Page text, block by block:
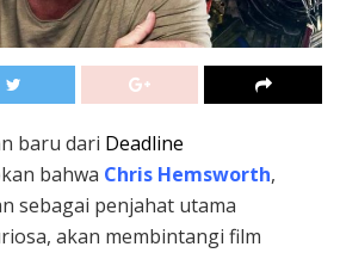
baru dari Deadline
bahwa Chris Hemsworth,
sebagai penjahat utama
akan membintangi film